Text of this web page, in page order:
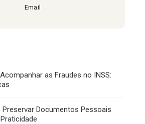
Email
as Fraudes no INSS:
Preservar Documentos Pessoais